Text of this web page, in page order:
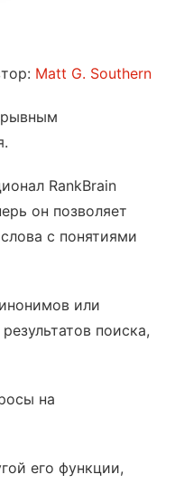
Matt G. Southern
RankBrain
он позволяет
с понятиями
или
поиска,
на
его функции,